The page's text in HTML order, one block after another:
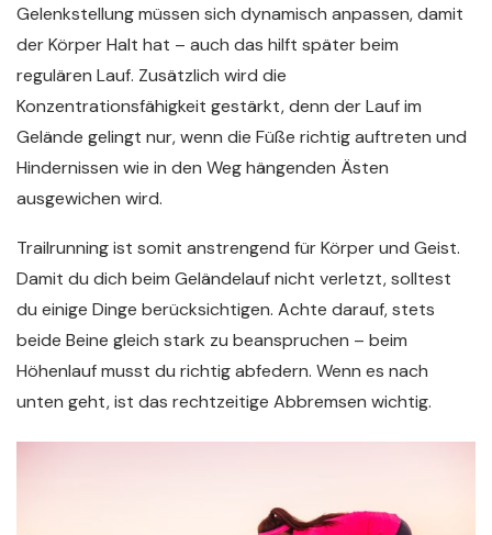
Gelenkstellung müssen sich dynamisch anpassen, damit
der Körper Halt hat – auch das hilft später beim
regulären Lauf. Zusätzlich wird die
Konzentrationsfähigkeit gestärkt, denn der Lauf im
Gelände gelingt nur, wenn die Füße richtig auftreten und
Hindernissen wie in den Weg hängenden Ästen
ausgewichen wird.
Trailrunning ist somit anstrengend für Körper und Geist.
Damit du dich beim Geländelauf nicht verletzt, solltest
du einige Dinge berücksichtigen. Achte darauf, stets
beide Beine gleich stark zu beanspruchen – beim
Höhenlauf musst du richtig abfedern. Wenn es nach
unten geht, ist das rechtzeitige Abbremsen wichtig.